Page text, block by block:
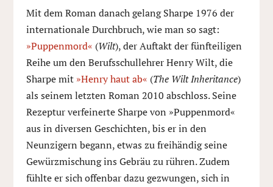
Mit dem Roman danach gelang Sharpe 1976 der
internationale Durchbruch, wie man so sagt:
»Puppenmord« (Wilt), der Auftakt der fünfteiligen
Reihe um den Berufsschullehrer Henry Wilt, die
Sharpe mit »Henry haut ab« (The Wilt Inheritance)
als seinem letzten Roman 2010 abschloss. Seine
Rezeptur verfeinerte Sharpe von »Puppenmord«
aus in diversen Geschichten, bis er in den
Neunzigern begann, etwas zu freihändig seine
Gewürzmischung ins Gebräu zu rühren. Zudem
fühlte er sich offenbar dazu gezwungen, sich in